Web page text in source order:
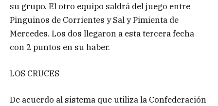
su grupo. El otro equipo saldrá del juego entre
Pinguinos de Corrientes y Sal y Pimienta de
Mercedes. Los dos llegaron a esta tercera fecha
con 2 puntos en su haber.
LOS CRUCES
De acuerdo al sistema que utiliza la Confederación